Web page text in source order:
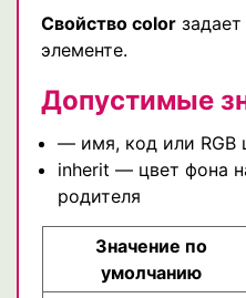
Свойство color
элементе.
Допустимые
— имя, код или RGB
inherit — цвет фона
родителя
Значение по
умолчанию